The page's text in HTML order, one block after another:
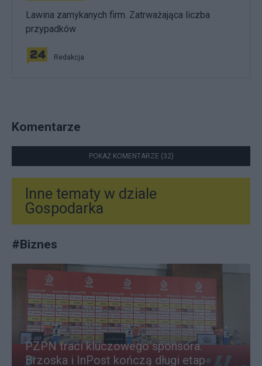
Lawina zamykanych firm. Zatrważająca liczba
przypadków
Redakcja
Komentarze
POKAŻ KOMENTARZE (32)
Inne tematy w dziale
Gospodarka
#Biznes
PZPN traci kluczowego sponsora.
Brzoska i InPost kończą długi etap